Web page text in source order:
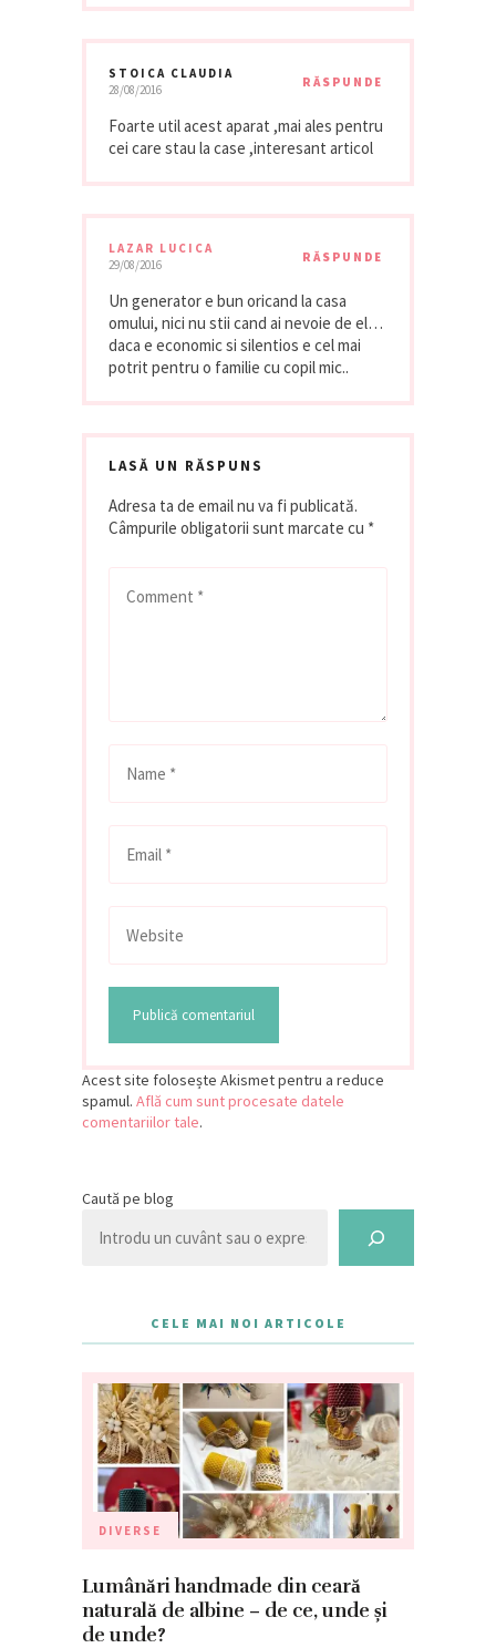
STOICA CLAUDIA
28/08/2016
RĂSPUNDE
Foarte util acest aparat ,mai ales pentru
cei care stau la case ,interesant articol
LAZAR LUCICA
29/08/2016
RĂSPUNDE
Un generator e bun oricand la casa
omului, nici nu stii cand ai nevoie de el…
daca e economic si silentios e cel mai
potrit pentru o familie cu copil mic..
LASĂ UN RĂSPUNS
Adresa ta de email nu va fi publicată.
Câmpurile obligatorii sunt marcate cu *
Acest site folosește Akismet pentru a reduce
spamul. Află cum sunt procesate datele
comentariilor tale.
Caută pe blog
CELE MAI NOI ARTICOLE
DIVERSE
Lumânări handmade din ceară
naturală de albine – de ce, unde și
de unde?